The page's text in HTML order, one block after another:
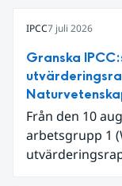
begränsar oss
varmaste juni.
extrem hetta i
uppmätts för
en
IPCC7 juli 2026
Granska
Från den 10
arbetsgrupp 1